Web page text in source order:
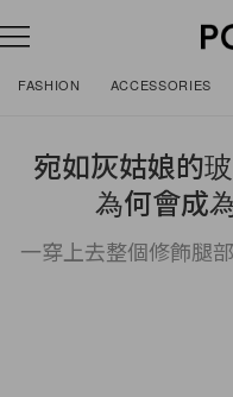
FASHION ACCESSORIES
宛如灰姑娘的
為何會成
一穿上去整個修飾腿